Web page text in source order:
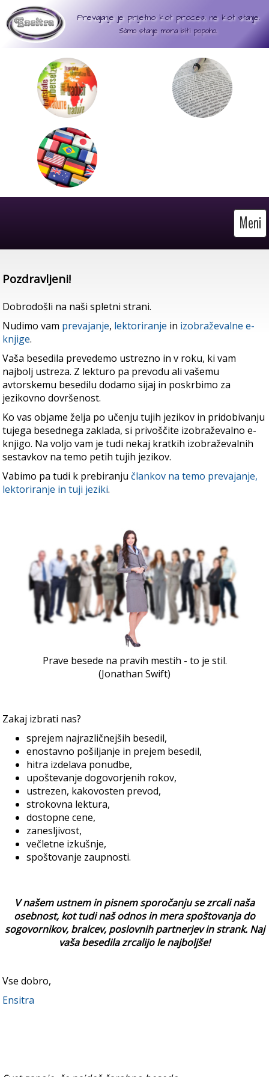
Prevajanje je prijetno kot proces, ne kot stanje.
Sámo stanje mora biti popolno.
Meni
Pozdravljeni!
Dobrodošli na naši spletni strani.
Nudimo vam prevajanje, lektoriranje in izobraževalne e-
knjige.
Vaša besedila prevedemo ustrezno in v roku, ki vam
najbolj ustreza. Z lekturo pa prevodu ali vašemu
avtorskemu besedilu dodamo sijaj in poskrbimo za
jezikovno dovršenost.
Ko vas objame želja po učenju tujih jezikov in pridobivanju
tujega besednega zaklada, si privoščite izobraževalno e-
knjigo. Na voljo vam je tudi nekaj kratkih izobraževalnih
sestavkov na temo petih tujih jezikov.
Vabimo pa tudi k prebiranju člankov na temo prevajanje,
lektoriranje in tuji jeziki.
Prave besede na pravih mestih - to je stil.
(Jonathan Swift)
Zakaj izbrati nas?
sprejem najrazličnejših besedil,
enostavno pošiljanje in prejem besedil,
hitra izdelava ponudbe,
upoštevanje dogovorjenih rokov,
ustrezen, kakovosten prevod,
strokovna lektura,
dostopne cene,
zanesljivost,
večletne izkušnje,
spoštovanje zaupnosti.
V našem ustnem in pisnem sporočanju se zrcali naša
osebnost, kot tudi naš odnos in mera spoštovanja do
sogovornikov, bralcev, poslovnih partnerjev in strank. Naj
vaša besedila zrcalijo le najboljše!
Vse dobro,
Ensitra